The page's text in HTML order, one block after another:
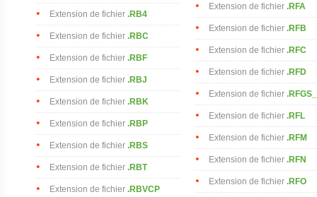
Extension de fichier .RB4
Extension de fichier .RBC
Extension de fichier .RBF
Extension de fichier .RBJ
Extension de fichier .RBK
Extension de fichier .RBP
Extension de fichier .RBS
Extension de fichier .RBT
Extension de fichier .RBVCP
Extension de fichier .RFA
Extension de fichier .RFB
Extension de fichier .RFC
Extension de fichier .RFD
Extension de fichier
Extension de fichier .RFL
Extension de fichier .RFM
Extension de fichier .RFN
Extension de fichier .RFO